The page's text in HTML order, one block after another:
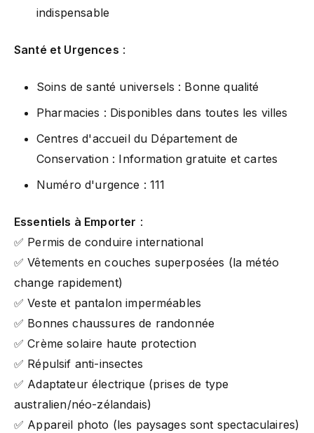
indispensable
Santé et Urgences :
Soins de santé universels : Bonne qualité
Pharmacies : Disponibles dans toutes les villes
Centres d'accueil du Département de
Conservation : Information gratuite et cartes
Numéro d'urgence : 111
Essentiels à Emporter :
✅ Permis de conduire international
✅ Vêtements en couches superposées (la météo
change rapidement)
✅ Veste et pantalon imperméables
✅ Bonnes chaussures de randonnée
✅ Crème solaire haute protection
✅ Répulsif anti-insectes
✅ Adaptateur électrique (prises de type
australien/néo-zélandais)
✅ Appareil photo (les paysages sont spectaculaires)